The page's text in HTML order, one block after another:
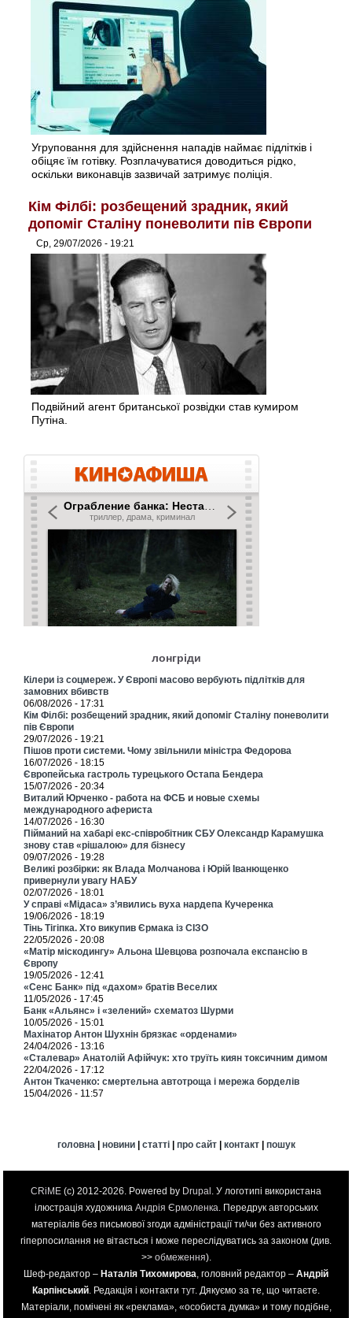
Угруповання для здійснення нападів наймає підлітків і
обіцяє їм готівку. Розплачуватися доводиться рідко,
оскільки виконавців зазвичай затримує поліція.
Кім Філбі: розбещений зрадник, який
допоміг Сталіну поневолити пів Європи
Ср, 29/07/2026 - 19:21
Подвійний агент британської розвідки став кумиром
Путіна.
лонгріди
Кілери із соцмереж. У Європі масово вербують підлітків для
замовних вбивств
06/08/2026 - 17:31
Кім Філбі: розбещений зрадник, який допоміг Сталіну поневолити
пів Європи
29/07/2026 - 19:21
Пішов проти системи. Чому звільнили міністра Федорова
16/07/2026 - 18:15
Європейська гастроль турецького Остапа Бендера
15/07/2026 - 20:34
Виталий Юрченко - работа на ФСБ и новые схемы
международного афериста
14/07/2026 - 16:30
Пійманий на хабарі екс-співробітник СБУ Олександр Карамушка
знову став «рішалою» для бізнесу
09/07/2026 - 19:28
Великі розбірки: як Влада Молчанова і Юрій Іванющенко
привернули увагу НАБУ
02/07/2026 - 18:01
У справі «Мідаса» з’явились вуха нардепа Кучеренка
19/06/2026 - 18:19
Тінь Тігіпка. Хто викупив Єрмака із СІЗО
22/05/2026 - 20:08
«Матір міскодингу» Альона Шевцова розпочала експансію в
Європу
19/05/2026 - 12:41
«Сенс Банк» під «дахом» братів Веселих
11/05/2026 - 17:45
Банк «Альянс» і «зелений» схематоз Шурми
10/05/2026 - 15:01
Махінатор Антон Шухнін брязкає «орденами»
24/04/2026 - 13:16
«Сталевар» Анатолій Афійчук: хто труїть киян токсичним димом
22/04/2026 - 17:12
Антон Ткаченко: смертельна автотроща і мережа борделів
15/04/2026 - 11:57
головна | новини| статті| про сайт| контакт| пошук
CRiME (c) 2012-2026. Powered by Drupal . У логотипі використана
ілюстрація художника Андрія Єрмоленка . Передрук авторських
матеріалів без письмової згоди адміністрації ти/чи без активного
гіперпосилання не вітається і може переслідуватись за законом (див.
>> обмеження).
Шеф-редактор – Наталія Тихомирова , головний редактор – Андрій
Карпінський . Редакція і контакти тут. Дякуємо за те, що читаєте.
Матеріали, помічені як «реклама», «особиста думка» и тому подібне,